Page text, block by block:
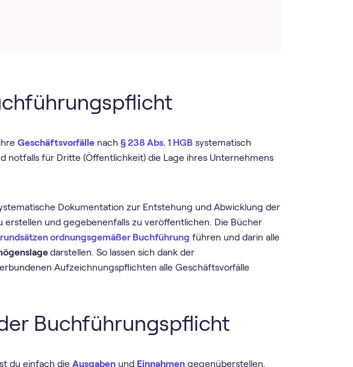
Geschäftsvorfälle nach§ 238 Abs. 1 HGB systematisch
notfalls für Dritte (Öffentlichkeit) die Lage ihres Unternehmens
Dokumentation zur Entstehung und Abwicklung der
erstellen und gegebenenfalls zu veröffentlichen. Die Bücher
ordnungsgemäßer Buchführung führen und darin alle
darstellen. So lassen sich dank der
Aufzeichnungspflichten alle Geschäftsvorfälle
Buchführungspflicht
du einfach dieAusgaben und Einnahmen gegenüberstellen.